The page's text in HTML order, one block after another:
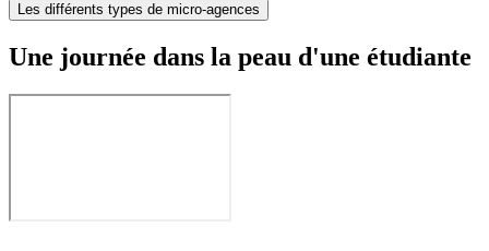
Les différents types de micro-agences
Une journée dans la peau d'une étudiante